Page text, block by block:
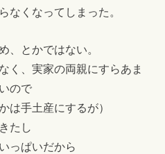
なくなってしまった。
、とかではない。
く、実家の両親にすらあま
ので
は手土産にするが）
たし
っぱいだから